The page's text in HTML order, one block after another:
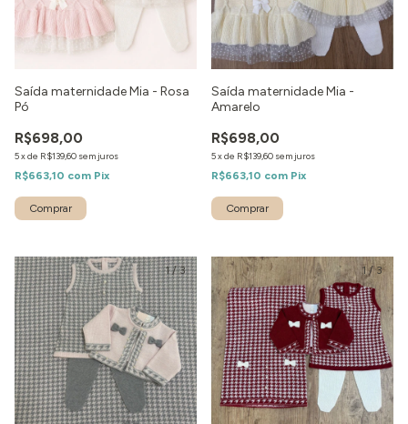
Saída maternidade Mia - Rosa
Pó
R$698,00
5xde R$139,60 sem juros
R$663,10 com Pix
Comprar
Saída maternidade Mia -
Amarelo
R$698,00
5xde R$139,60 sem juros
R$663,10 com Pix
Comprar
1/3 1/3